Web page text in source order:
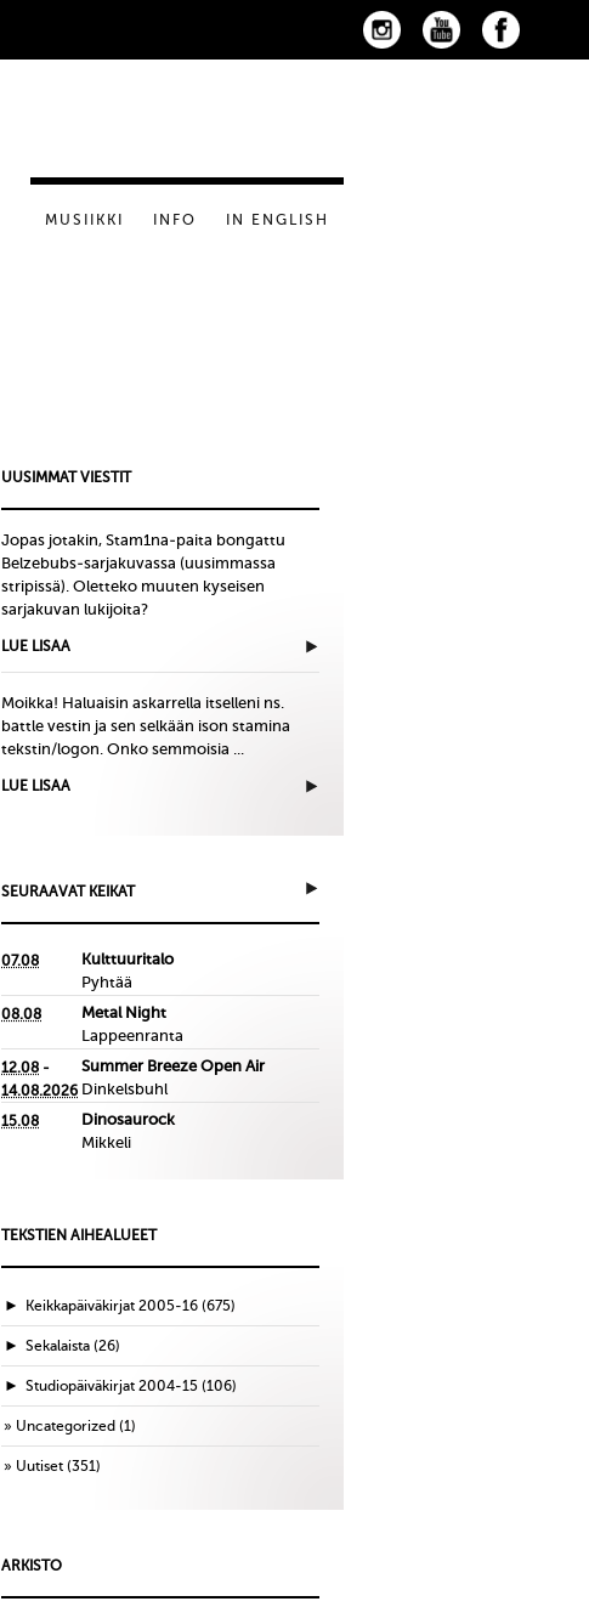
MUSIIKKI INFO IN ENGLISH
UUSIMMAT VIESTIT
Jopas jotakin, Stam1na-paita bongattu
Belzebubs-sarjakuvassa (uusimmassa
stripissä). Oletteko muuten kyseisen
sarjakuvan lukijoita?
LUE LISAA
Moikka! Haluaisin askarrella itselleni ns.
battle vestin ja sen selkään ison stamina
tekstin/logon. Onko semmoisia ...
LUE LISAA
SEURAAVAT KEIKAT
07.08
Kulttuuritalo
Pyhtää
08.08
Metal Night
Lappeenranta
12.08 -
14.08.2026
Summer Breeze Open Air
Dinkelsbuhl
15.08
Dinosaurock
Mikkeli
TEKSTIEN AIHEALUEET
► Keikkapäiväkirjat 2005-16 (675)
► Sekalaista (26)
► Studiopäiväkirjat 2004-15 (106)
Uncategorized (1)
Uutiset (351)
ARKISTO